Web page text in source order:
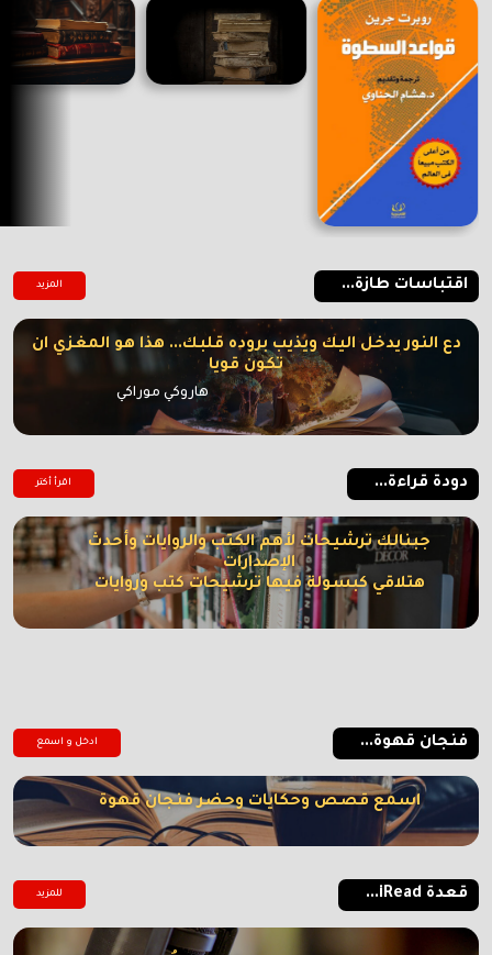
اقتباسات طازة... المزيد
دع النور يدخل اليك ويذيب بروده قلبك... هذا هو المغزي ان
تكون قويا
هاروكي موراكي
دودة قراءة... اقرأ أكتر
جبنالك ترشيحات لأهم الكتب والروايات وأحدث
الإصدارات
هتلاقي كبسولة فيها ترشيحات كتب وروايات
فنجان قهوة... ادخل و اسمع
اسمع قصص وحكايات وحضر فنجان قهوة
قعدة iRead... للمزيد